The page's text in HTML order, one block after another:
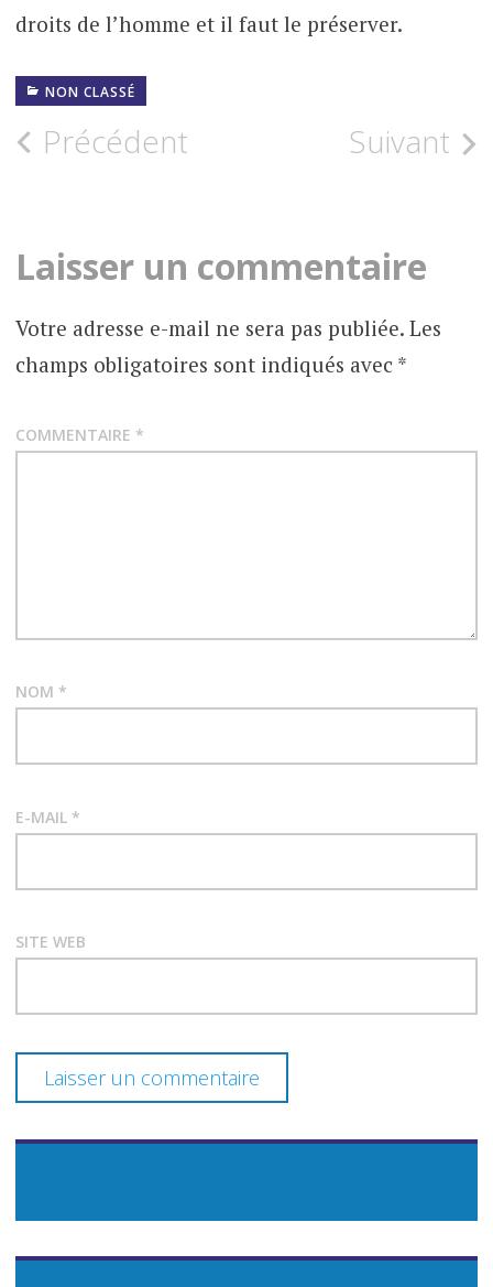
droits de l’homme et il faut le préserver.
NON CLASSÉ
Navigation
articles
Précédent Suivant
Laisser un commentaire
Votre adresse e-mail ne sera pas publiée. Les
champs obligatoires sont indiqués avec *
COMMENTAIRE *
NOM *
E-MAIL *
SITE WEB